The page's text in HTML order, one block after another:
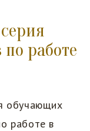
работе
обучающих
работе в